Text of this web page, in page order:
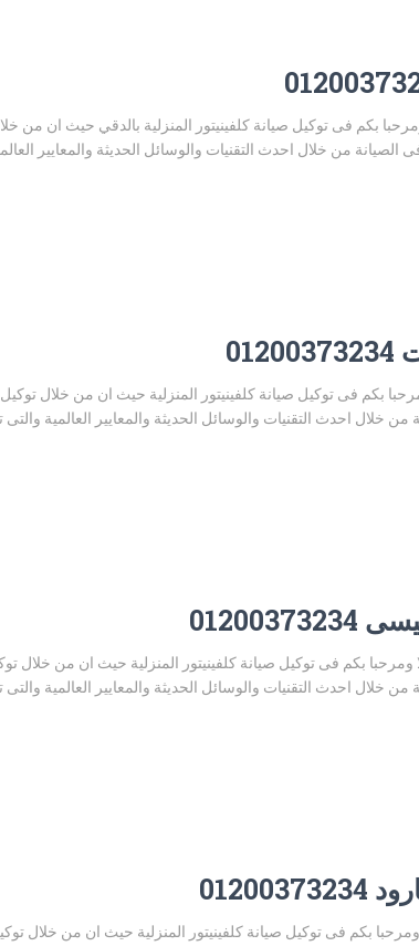
كلفينيتور المهندسين 01200373234 اهلا ومرحبا بكم فى توكيل صيانة كلفينيتور المنزلية
من خلال احدث التقنيات والوسائل الحديثة والمعايير
كلفينيتور شبراخيت 01200373234 اهلا ومرحبا بكم فى توكيل صيانة كلفينيتور المنزلية
خلال احدث التقنيات والوسائل الحديثة والمعايير العالمية
صيانة كلفينيتور حوش عيسى 01200373234 اهلا ومرحبا بكم فى توكيل صيانة كلفينيتور
خلال احدث التقنيات والوسائل الحديثة والمعايير العالمية
صيانة كلفينيتور ايتاى البارود 01200373234 اهلا ومرحبا بكم فى توكيل صيانة كلفينيتور